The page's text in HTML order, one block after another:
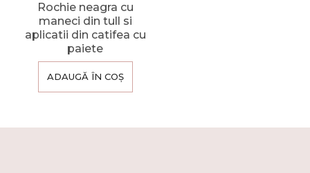
Rochie neagra cu
maneci din tull si
aplicatii din catifea cu
paiete
ADAUGĂ ÎN COȘ